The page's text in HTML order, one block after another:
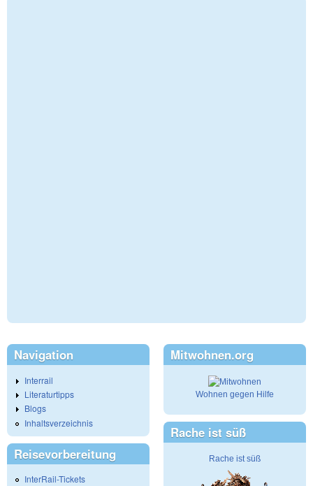
Navigation
Interrail
Literaturtipps
Blogs
Inhaltsverzeichnis
Reisevorbereitung
InterRail-Tickets
Mitwohnen.org
Wohnen gegen Hilfe
Rache ist süß
Rache ist süß